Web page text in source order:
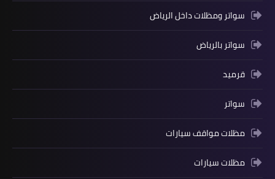
سواتر ومظلات داخل الرياض
سواتر بالرياض
قرميد
سواتر
مظلات مواقف سيارات
مظلات سيارات